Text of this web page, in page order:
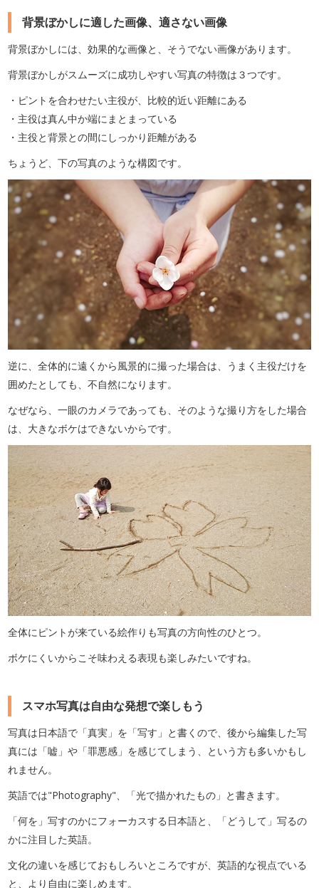
背景ぼかしに適した画像、適さない画像
背景ぼかしには、効果的な画像と、そうでない画像があります。
背景ぼかしがスムーズに成功しやすい写真の特徴は３つです。
・ピントを合わせたい主役が、比較的近い距離にある
・主役は真ん中か端にまとまっている
・主役と背景との間にしっかり距離がある
ちょうど、下の写真のような構図です。
逆に、全体的に遠くから風景的に撮った場合は、うまく主役だけを
囲めたとしても、不自然になります。
なぜなら、一眼のカメラであっても、そのような撮り方をした場合
は、大きなボケはできないからです。
全体にピントが来ている絵作りも写真の方向性のひとつ。
ボケにくいからこそ味わえる表現も楽しみたいですね。
スマホ写真は自由な発想で楽しもう
写真は日本語で「真実」を「写す」と書くので、後から編集した写
真には「嘘」や「罪悪感」を感じてしまう、という方も多いかもし
れません。
英語では"Photography"、「光で描かれたもの」と書きます。
「何を」写すのかにフォーカスする日本語と、「どうして」写るの
かに注目した英語。
文化の違いを感じておもしろいところですが、英語的な視点でいる
と、より自由に楽しめます。